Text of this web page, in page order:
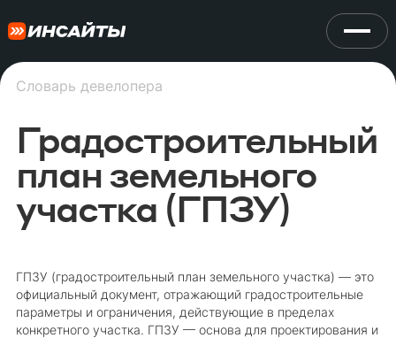
Словарь девелопера
Градостроительный
план земельного
участка (ГПЗУ)
ГПЗУ (градостроительный план земельного участка) — это
официальный документ, отражающий градостроительные
параметры и ограничения, действующие в пределах
конкретного участка. ГПЗУ — основа для проектирования и